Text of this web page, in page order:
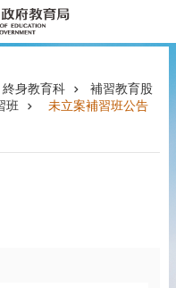
終身教育科
補習教育股
班
未立案補習班公告